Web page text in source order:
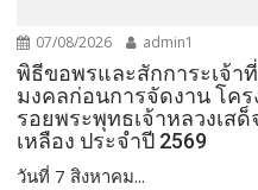
07/08/2026 admin1
พิธีขอพรและสักการะเจ้า
มงคลก่อนการจัดงาน โค
รอยพระพุทธเจ้าหลวงเส
เหลือง ประจำปี 2569
วันที่ 7 สิงหาคม...